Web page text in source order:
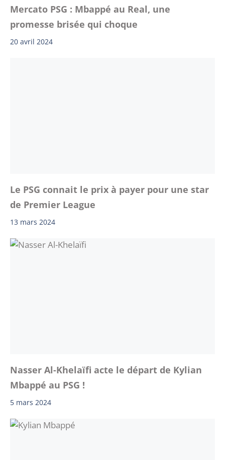
Mercato PSG : Mbappé au Real, une
promesse brisée qui choque
20 avril 2024
Le PSG connait le prix à payer pour une star
de Premier League
13 mars 2024
Nasser Al-Khelaïfi acte le départ de Kylian
Mbappé au PSG !
5 mars 2024